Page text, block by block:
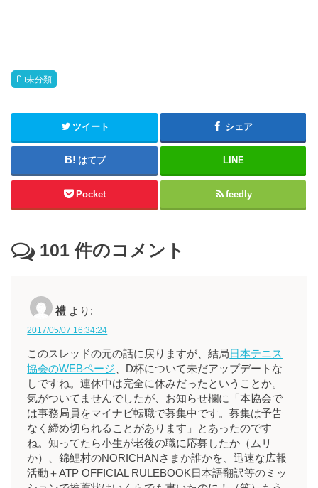
未分類
ツイート シェア
はてブ LINE
Pocket feedly
101 件のコメント
禮 より:
2017/05/07 16:34:24
このスレッドの元の話に戻りますが、結局 日本テニス
協会のWEBページ 、D杯について未だアップデートな
しですね。連休中は完全に休みだったということか。
気がついてませんでしたが、お知らせ欄に「本協会で
は事務局員をマイナビ転職で募集中です。募集は予告
なく締め切られることがあります」とあったのです
ね。知ってたら小生が老後の職に応募したか（ムリ
か）、錦鯉村のNORICHANさまか誰かを、迅速な広報
活動＋ATP OFFICIAL RULEBOOK日本語翻訳等のミッ